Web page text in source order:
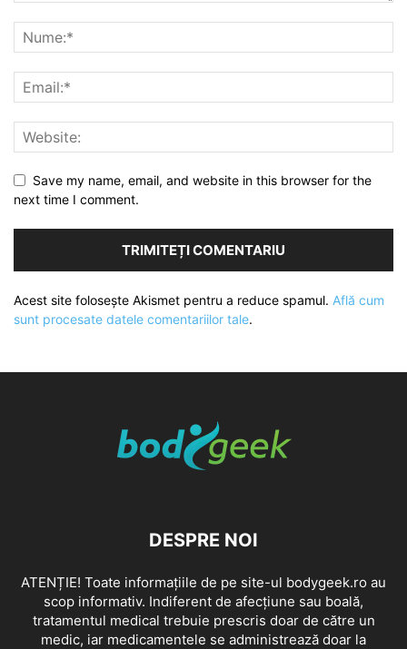
Save my name, email, and website in this browser for the
next time I comment.
Acest site folosește Akismet pentru a reduce spamul. Află cum
sunt procesate datele comentariilor tale.
DESPRE NOI
ATENȚIE! Toate informațiile de pe site-ul bodygeek.ro au
scop informativ. Indiferent de afecțiune sau boală,
tratamentul medical trebuie prescris doar de către un
medic, iar medicamentele se administrează doar la